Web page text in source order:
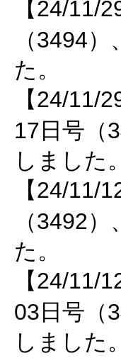
【24/11/
（3494
た。
【24/11/
17日号（
しました。
【24/11/
（3492
た。
【24/11/
03日号（
しました。